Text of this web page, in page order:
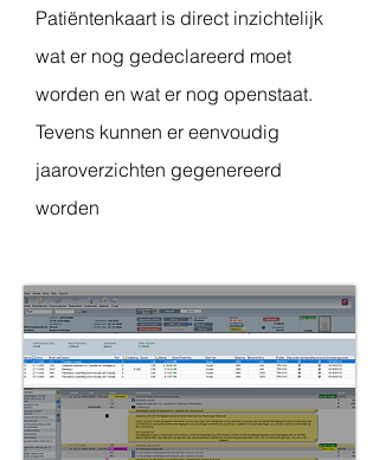
Patiëntenkaart is direct inzichtelijk
wat er nog gedeclareerd moet
worden en wat er nog openstaat.
Tevens kunnen er eenvoudig
jaaroverzichten gegenereerd
worden